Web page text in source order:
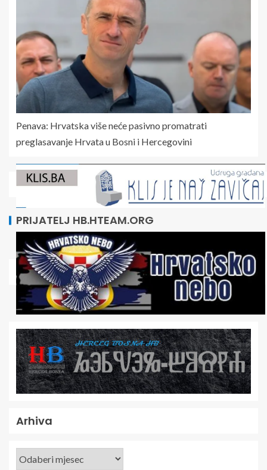
Penava: Hrvatska više neće pasivno promatrati
preglasavanje Hrvata u Bosni i Hercegovini
PRIJATELJ HB.HTEAM.ORG
Arhiva